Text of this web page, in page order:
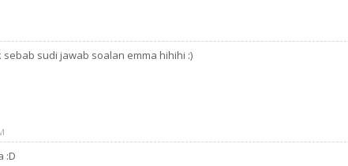
sudi jawab soalan emma hihihi :)
:D